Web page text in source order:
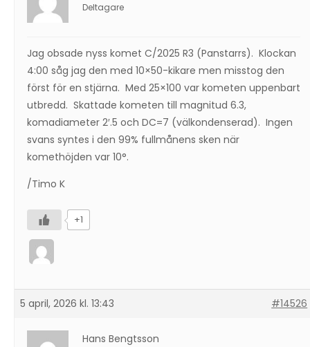
Deltagare
Jag obsade nyss komet C/2025 R3 (Panstarrs). Klockan
4:00 såg jag den med 10×50-kikare men misstog den
först för en stjärna. Med 25×100 var kometen uppenbart
utbredd. Skattade kometen till magnitud 6.3,
komadiameter 2′.5 och DC=7 (välkondenserad). Ingen
svans syntes i den 99% fullmånens sken när
komethöjden var 10°.
/Timo K
+1
5 april, 2026 kl. 13:43 #14526
Hans Bengtsson